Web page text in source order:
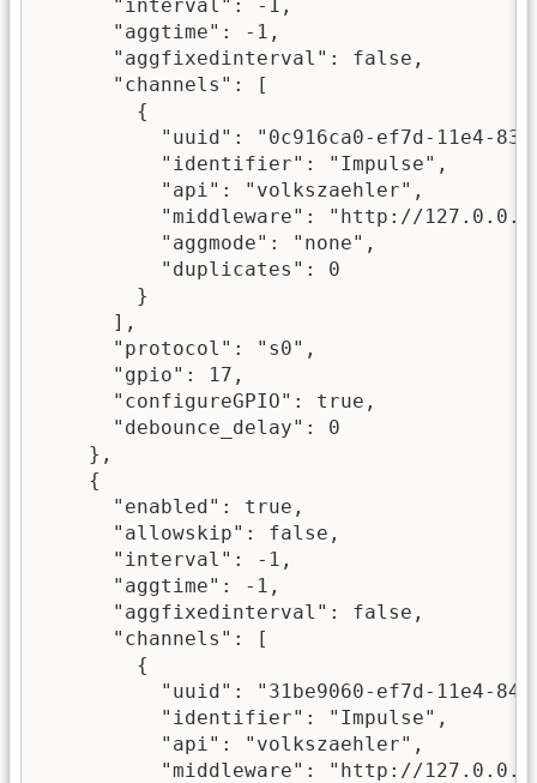
      "interval": -1,
      "aggtime": -1,
      "aggfixedinterval": false,
      "channels": [
        {
"uuid": "0c916ca0-ef7d-11e4-
          "identifier": "Impulse",
          "api": "volkszaehler",
"middleware": "http://
          "aggmode": "none",
          "duplicates": 0
        }
      ],
      "protocol": "s0",
      "gpio": 17,
      "configureGPIO": true,
      "debounce_delay": 0
    },
    {
      "enabled": true,
      "allowskip": false,
      "interval": -1,
      "aggtime": -1,
      "aggfixedinterval": false,
      "channels": [
        {
"uuid": "31be9060-ef7d-11e4-
          "identifier": "Impulse",
          "api": "volkszaehler",
"middleware": "http://